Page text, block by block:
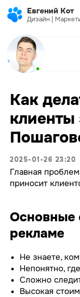
Евгений Кот
Дизайн | Маркетинг
Как
клиенты
2025-01-26 23:20
Главная
приносит
Основные
рекламе
Не знаете,
Непонятно,
Сложно
Высокая